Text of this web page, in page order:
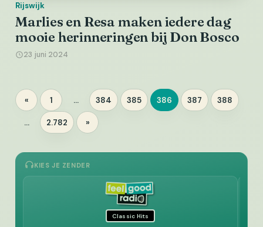
Rijswijk
Marlies en Resa maken iedere dag
mooie herinneringen bij Don Bosco
23 juni 2024
Berichten
paginering
« Pagina
1 … Pagina
384 Pagina
385 Pagina
386 Pagina
387 Pagina
388
… Pagina
2.782 »
KIES JE ZENDER
Classic Hits